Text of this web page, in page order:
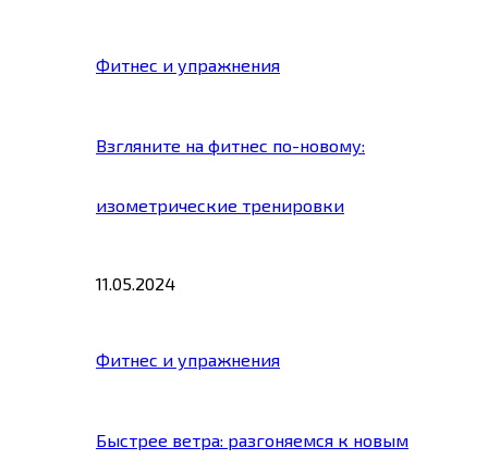
Фитнес и упражнения
Взгляните на фитнес по-новому:
изометрические тренировки
11.05.2024
Фитнес и упражнения
Быстрее ветра: разгоняемся к новым